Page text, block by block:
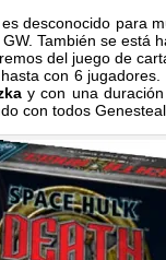
es desconocido para
También se está
del juego de
con 6
y con una duración
con todos